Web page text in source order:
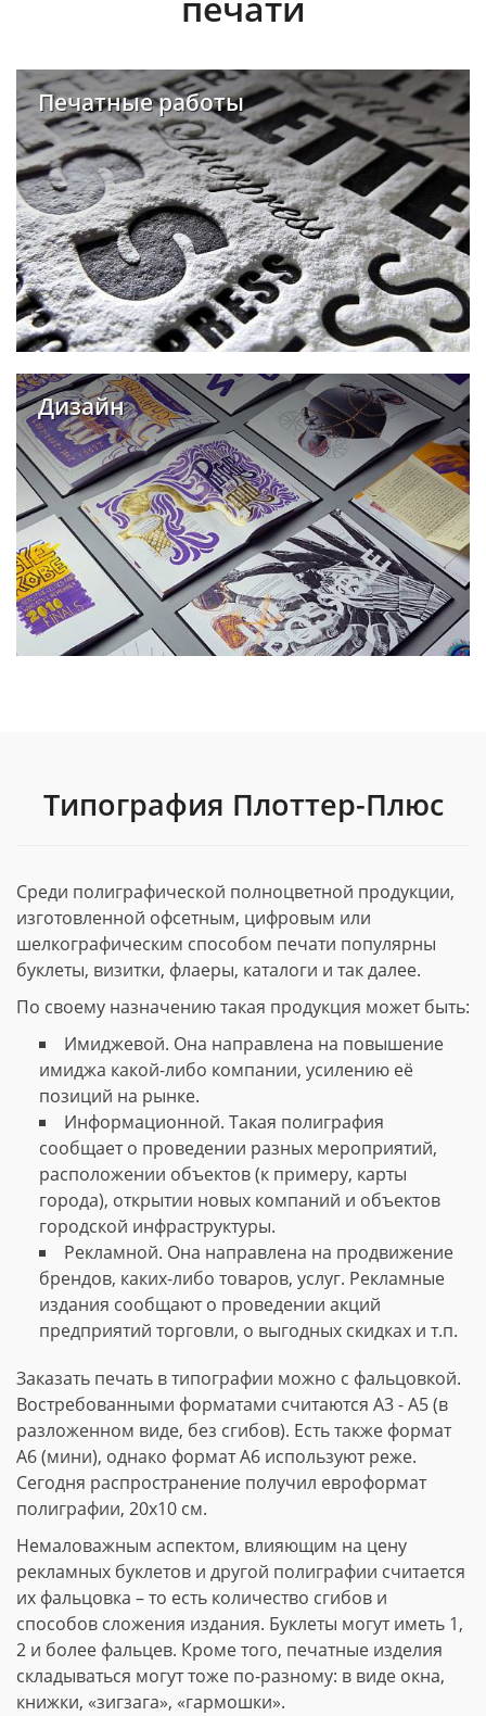
Печатные работы
Дизайн
Типография Плоттер-Плюс
Среди полиграфической полноцветной продукции,
изготовленной офсетным, цифровым или
шелкографическим способом печати популярны
буклеты, визитки, флаеры, каталоги и так далее.
По своему назначению такая продукция может быть:
Имиджевой. Она направлена на повышение
имиджа какой-либо компании, усилению её
позиций на рынке.
Информационной. Такая полиграфия
сообщает о проведении разных мероприятий,
расположении объектов (к примеру, карты
города), открытии новых компаний и объектов
городской инфраструктуры.
Рекламной. Она направлена на продвижение
брендов, каких-либо товаров, услуг. Рекламные
издания сообщают о проведении акций
предприятий торговли, о выгодных скидках и т.п.
Заказать печать в типографии можно с фальцовкой.
Востребованными форматами считаются А3 - А5 (в
разложенном виде, без сгибов). Есть также формат
А6 (мини), однако формат А6 используют реже.
Сегодня распространение получил евроформат
полиграфии, 20х10 см.
Немаловажным аспектом, влияющим на цену
рекламных буклетов и другой полиграфии считается
их фальцовка – то есть количество сгибов и
способов сложения издания. Буклеты могут иметь 1,
2 и более фальцев. Кроме того, печатные изделия
складываться могут тоже по-разному: в виде окна,
книжки, «зигзага», «гармошки».